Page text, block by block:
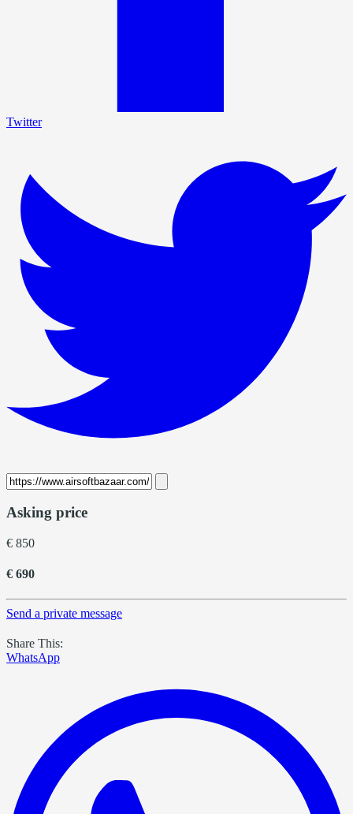
Twitter
Asking price
€ 850
€ 690
Send a private message
Share This:
WhatsApp